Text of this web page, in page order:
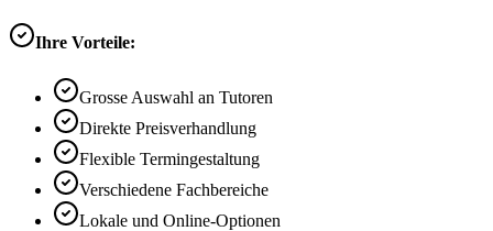
Ihre Vorteile:
Grosse Auswahl an Tutoren
Direkte Preisverhandlung
Flexible Termingestaltung
Verschiedene Fachbereiche
Lokale und Online-Optionen